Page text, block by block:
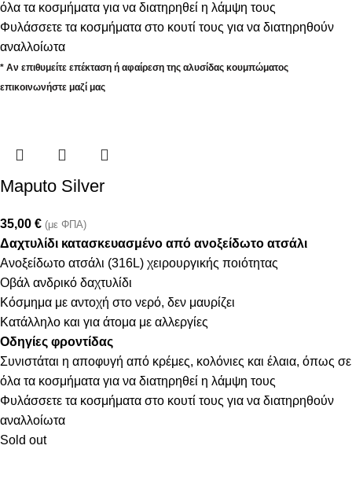
όλα τα κοσμήματα για να διατηρηθεί η λάμψη τους
Φυλάσσετε τα κοσμήματα στο κουτί τους για να διατηρηθούν
αναλλοίωτα
* Αν επιθυμείτε επέκταση ή αφαίρεση της αλυσίδας κουμπώματος
επικοινωνήστε μαζί μας
Maputo Silver
35,00 € (με ΦΠΑ)
Δαχτυλίδι κατασκευασμένο από ανοξείδωτο ατσάλι
Ανοξείδωτο ατσάλι (316L) χειρουργικής ποιότητας
Οβάλ ανδρικό δαχτυλίδι
Κόσμημα με αντοχή στο νερό, δεν μαυρίζει
Κατάλληλο και για άτομα με αλλεργίες
Οδηγίες φροντίδας
Συνιστάται η αποφυγή από κρέμες, κολόνιες και έλαια, όπως σε
όλα τα κοσμήματα για να διατηρηθεί η λάμψη τους
Φυλάσσετε τα κοσμήματα στο κουτί τους για να διατηρηθούν
αναλλοίωτα
Sold out